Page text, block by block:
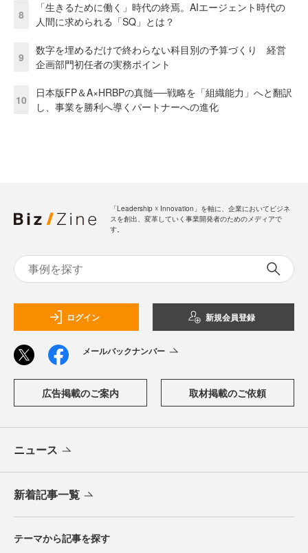
8
「生きるために働く」時代の終焉。AIエージェント時代の
人間に求められる「SQ」とは？
9
数字を埋めるだけで終わらない科目別の予算づくり 経営
企画部門初任者の実務ポイント
10
日本版FP＆A×HRBPの真髄──戦略を「組織能力」へと翻訳
し、事業を勝利へ導くパートナーへの進化
「Leadership ☓ Innovation」を軸に、企業においてビジネ
スを創出、変革していく事業開発者のためのメディアで
す。
ログイン 新規会員登録
メールバックナンバー
広告掲載のご案内 取材掲載のご依頼
ニュース
新着記事一覧
テーマから記事を探す